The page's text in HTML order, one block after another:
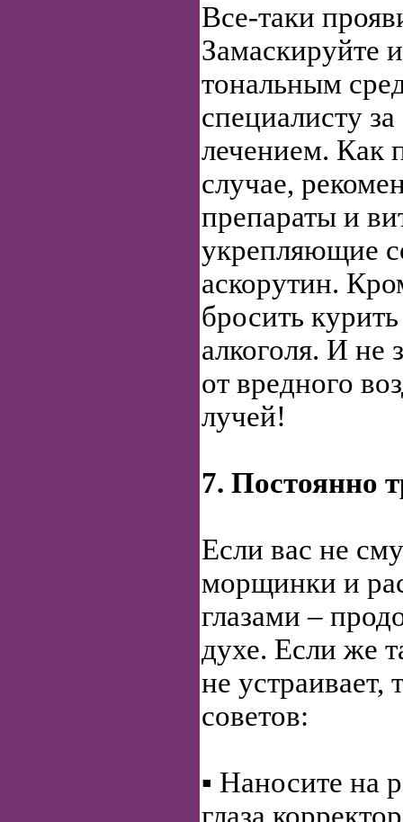
Все-таки
Замаскируйте
тональным
специалисту
лечением. Как
случае,
препараты и
укрепляющие
аскорутин.
бросить
алкоголя. И не
от вредного
лучей!
7. Постоянно
Если вас не
морщинки и
глазами –
духе. Если же
не устраивает,
советов:
▪ Наносите на